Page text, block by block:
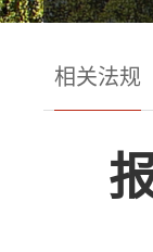
相关法规